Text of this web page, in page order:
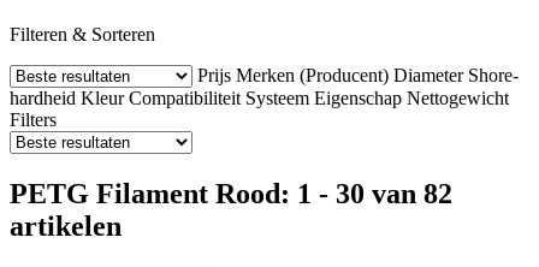
Filteren & Sorteren
Prijs Merken (Producent) Diameter Shore-
hardheid Kleur Compatibiliteit Systeem Eigenschap Nettogewicht
Filters
PETG Filament Rood: 1 - 30 van 82
artikelen